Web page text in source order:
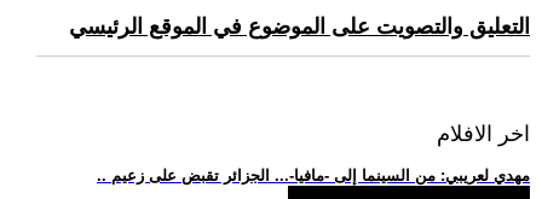
التعليق والتصويت على الموضوع في الموقع الرئيسي
اخر الافلام
.. مهدي لعريبي: من السينما إلى -مافيا-... الجزائر تقبض على زعيم